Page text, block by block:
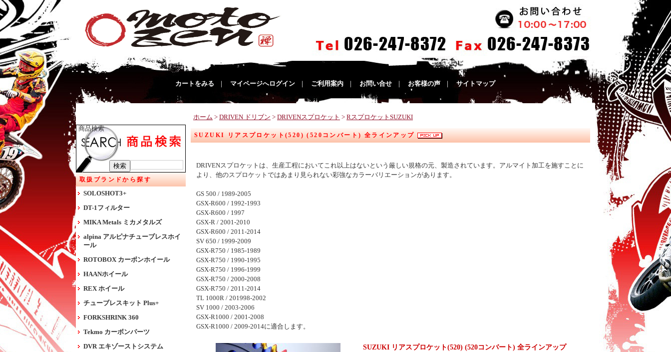
カートをみる マイページへログイン ご利用案内 お問い合せ お客様の声 サイトマップ
商品検索
取扱ブランドから探す
SOLOSHOT3+
DT-1フィルター
MIKA Metals ミカメタルズ
alpina アルピナチューブレスホイ
ール
ROTOBOX カーボンホイール
HAANホイール
REX ホイール
チューブレスキット Plus+
FORKSHRINK 360
Tekmo カーボンパーツ
DVR エキゾーストシステム
ホーム > DRIVEN ドリブン > DRIVENスプロケット > RスプロケットSUZUKI
SUZUKI リアスプロケット(520) (520コンバート) 全ラインアップ
DRIVENスプロケットは、生産工程においてこれ以上はないという厳しい規格の元、製造されています。アルマイト加工を施すことに
より、他のスプロケットではあまり見られない彩強なカラーバリエーションがあります。
GS 500 / 1989-2005
GSX-R600 / 1992-1993
GSX-R600 / 1997
GSX-R / 2001-2010
GSX-R600 / 2011-2014
SV 650 / 1999-2009
GSX-R750 / 1985-1989
GSX-R750 / 1990-1995
GSX-R750 / 1996-1999
GSX-R750 / 2000-2008
GSX-R750 / 2011-2014
TL 1000R / 201998-2002
SV 1000 / 2003-2006
GSX-R1000 / 2001-2008
GSX-R1000 / 2009-2014に適合します。
SUZUKI リアスプロケット(520) (520コンバート) 全ラインアップ